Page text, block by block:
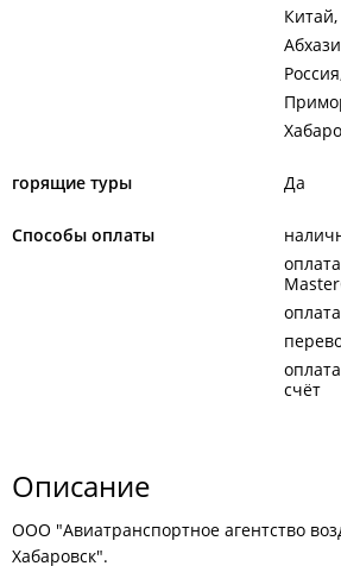
Китай
Россия
горящие туры Да
Способы оплаты
счёт
Описание
ООО "Авиатранспортное агентство
Хабаровск".